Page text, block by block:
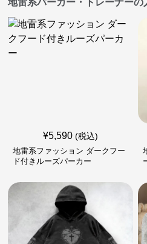
地雷系パーカー・トレーナーの
¥5,590 (税込)
地雷系ファッション ダークフー
ド付きルーズパーカー